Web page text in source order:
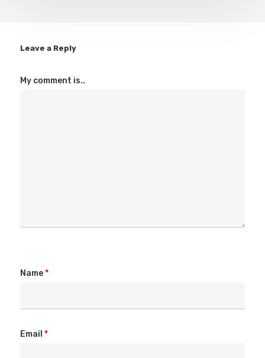
Leave a Reply
My comment is..
Name*
Email *